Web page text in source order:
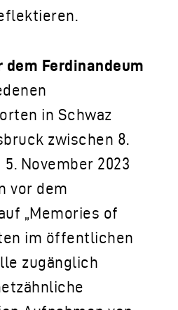
Ferdinandeum
in Schwaz
zwischen 8.
November 2023
vor dem
„Memories of
im öffentlichen
zugänglich